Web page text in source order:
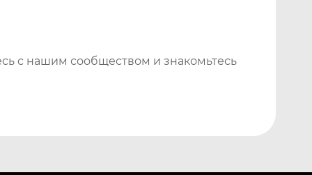
с нашим сообществом и знакомьтесь